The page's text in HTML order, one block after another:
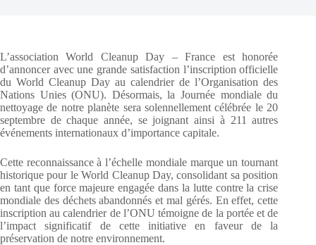
L’association World Cleanup Day – France est honorée
d’annoncer avec une grande satisfaction l’inscription officielle
du World Cleanup Day au calendrier de l’Organisation des
Nations Unies (ONU). Désormais, la Journée mondiale du
nettoyage de notre planète sera solennellement célébrée le 20
septembre de chaque année, se joignant ainsi à 211 autres
événements internationaux d’importance capitale.
Cette reconnaissance à l’échelle mondiale marque un tournant
historique pour le World Cleanup Day, consolidant sa position
en tant que force majeure engagée dans la lutte contre la crise
mondiale des déchets abandonnés et mal gérés. En effet, cette
inscription au calendrier de l’ONU témoigne de la portée et de
l’impact significatif de cette initiative en faveur de la
préservation de notre environnement.